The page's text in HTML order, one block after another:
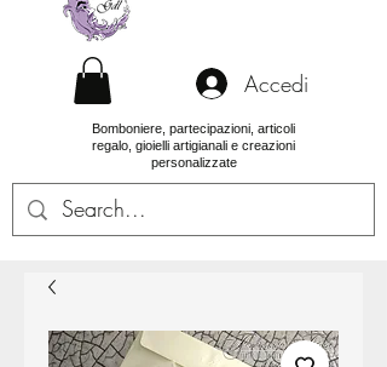
Accedi
Bomboniere, partecipazioni, articoli
regalo, gioielli artigianali e creazioni
personalizzate